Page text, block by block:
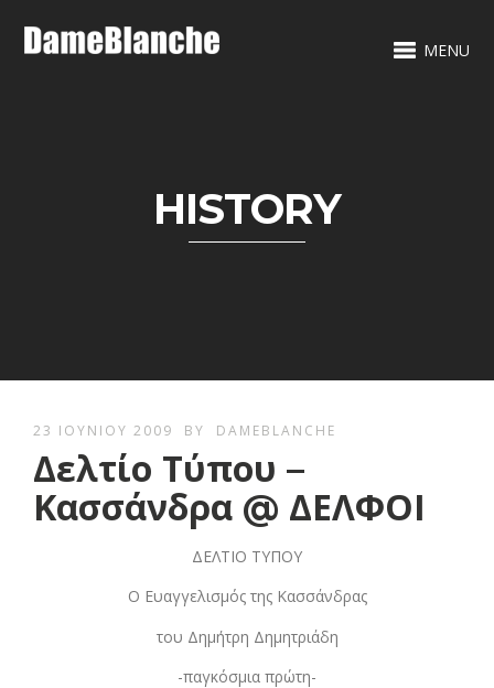
MENU
HISTORY
23 ΙΟΥΝΊΟΥ 2009 BY DAMEBLANCHE
Δελτίο Τύπου –
Κασσάνδρα @ ΔΕΛΦΟΙ
ΔΕΛΤΙΟ ΤΥΠΟΥ
Ο Ευαγγελισμός της Κασσάνδρας
του Δημήτρη Δημητριάδη
-παγκόσμια πρώτη-